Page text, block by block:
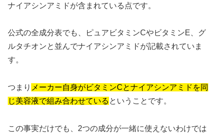
ナイアシンアミドが含まれている点です。
公式の全成分表でも、ピュアビタミンCやビタミンE、グ
ルタチオンと並んでナイアシンアミドが記載されていま
す。
つまり メーカー自身がビタミンCとナイアシンアミドを同
じ美容液で組み合わせている ということです。
この事実だけでも、2つの成分が一緒に使えないわけでは